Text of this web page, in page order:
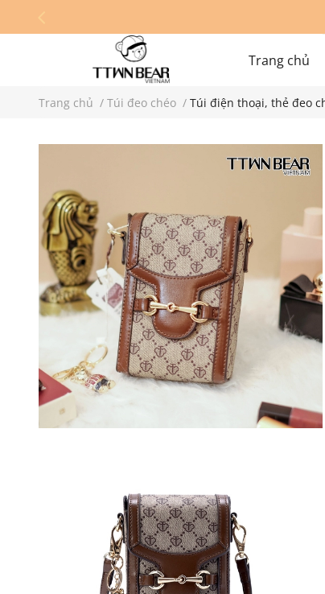
Trang chủ
Hệ thống
Trang chủ / Túi đeo chéo / Túi điện thoại, thẻ đeo